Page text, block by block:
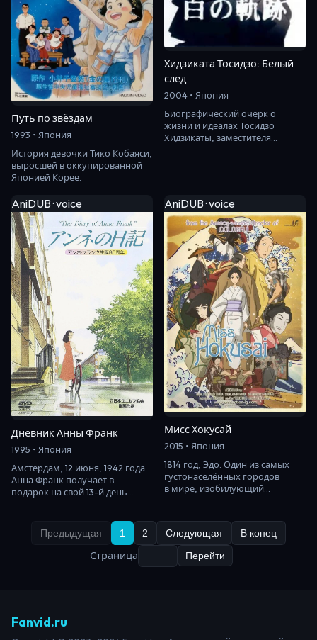
Путь по звёздам
1993 • Япония
История девочки Тико Кобаяси,
выросшей в оккупированной
Японией Корее.
Хидзиката Тосидзо: Белый
след
2004 • Япония
Биографический очерк о
жизни и идеалах Тосидзо
Хидзикаты, заместителя
AniDUB · voice
Дневник Анны Франк
1995 • Япония
Амстердам, 12 июня, 1942 года.
Анна Франк получает в
подарок на свой 13-й день
AniDUB · voice
Мисс Хокусай
2015 • Япония
1814 год, Эдо. Один из самых
густонаселённых городов
в мире, изобилующий
Предыдущая
1 2 Следующая В конец
Страница Перейти
Fanvid.ru